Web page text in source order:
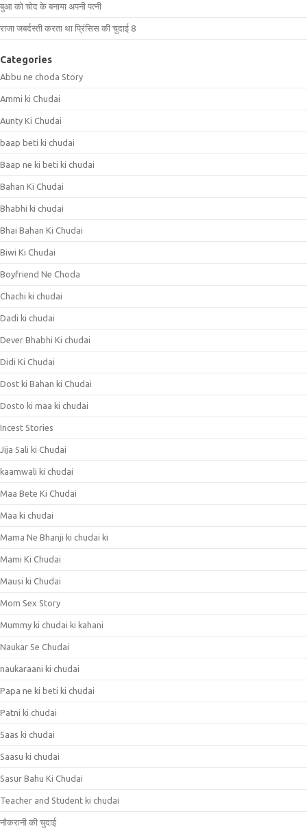
बुआ को चोद के बनाया अपनी पत्नी
राजा जबर्दस्ती करता था प्रिंसिस की चुदाई 8
Categories
Abbu ne choda Story
Ammi ki Chudai
Aunty Ki Chudai
baap beti ki chudai
Baap ne ki beti ki chudai
Bahan Ki Chudai
Bhabhi ki chudai
Bhai Bahan Ki Chudai
Biwi Ki Chudai
Boyfriend Ne Choda
Chachi ki chudai
Dadi ki chudai
Dever Bhabhi Ki chudai
Didi Ki Chudai
Dost ki Bahan ki Chudai
Dosto ki maa ki chudai
Incest Stories
Jija Sali ki Chudai
kaamwali ki chudai
Maa Bete Ki Chudai
Maa ki chudai
Mama Ne Bhanji ki chudai ki
Mami Ki Chudai
Mausi ki Chudai
Mom Sex Story
Mummy ki chudai ki kahani
Naukar Se Chudai
naukaraani ki chudai
Papa ne ki beti ki chudai
Patni ki chudai
Saas ki chudai
Saasu ki chudai
Sasur Bahu Ki Chudai
Teacher and Student ki chudai
नौकरानी की चुदाई